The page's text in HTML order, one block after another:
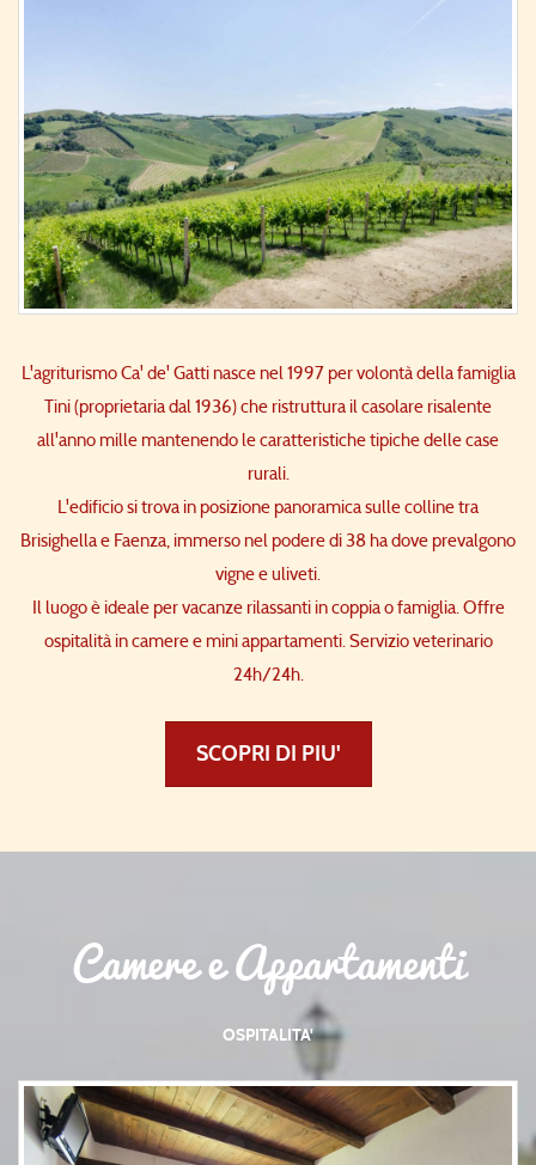
L'agriturismo Ca' de' Gatti nasce nel 1997 per volontà della famiglia
Tini (proprietaria dal 1936) che ristruttura il casolare risalente
all'anno mille mantenendo le caratteristiche tipiche delle case
rurali.
L'edificio si trova in posizione panoramica sulle colline tra
Brisighella e Faenza, immerso nel podere di 38 ha dove prevalgono
vigne e uliveti.
Il luogo è ideale per vacanze rilassanti in coppia o famiglia. Offre
ospitalità in camere e mini appartamenti. Servizio veterinario
24h/24h.
SCOPRI DI PIU'
Camere e Appartamenti
OSPITALITA'